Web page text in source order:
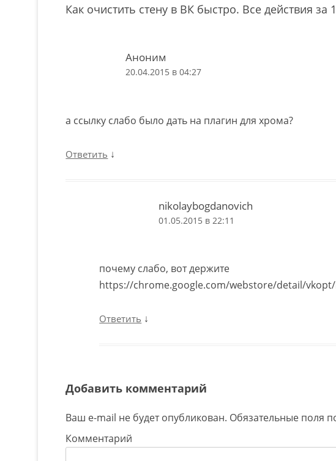
Как очистить стену в ВК быстро. Все действия за
Аноним
20.04.2015 в 04:27
а ссылку слабо было дать на плагин для хрома?
Ответить ↓
nikolaybogdanovich
01.05.2015 в 22:11
почему слабо, вот держите
https://chrome.google.com/webstore/detail/
Ответить ↓
Добавить комментарий
Ваш e-mail не будет опубликован. Обязательные поля
Комментарий